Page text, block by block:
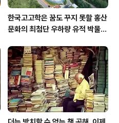
한국고고학은 꿈도 꾸지 못할 홍산
문화의 최첨단 우하량 유적 박물관